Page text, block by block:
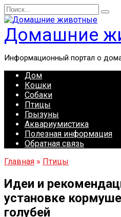
Перейти
к
содержанию
Search
for:
Домашние
Информационный портал о
Дом
Кошки
Собаки
Птицы
Грызуны
Аквариумистика
Полезная информация
Обратная связь
Главная » Птицы
Идеи и
установке
голубей